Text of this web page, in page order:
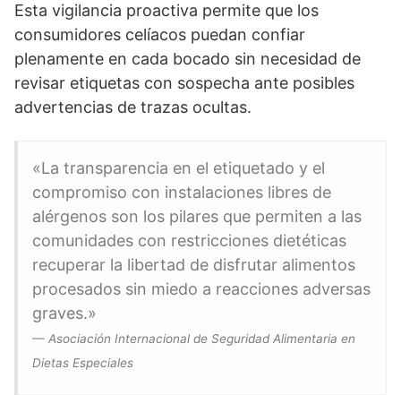
Esta vigilancia proactiva permite que los
consumidores celíacos puedan confiar
plenamente en cada bocado sin necesidad de
revisar etiquetas con sospecha ante posibles
advertencias de trazas ocultas.
«La transparencia en el etiquetado y el
compromiso con instalaciones libres de
alérgenos son los pilares que permiten a las
comunidades con restricciones dietéticas
recuperar la libertad de disfrutar alimentos
procesados sin miedo a reacciones adversas
graves.»
— Asociación Internacional de Seguridad Alimentaria en
Dietas Especiales